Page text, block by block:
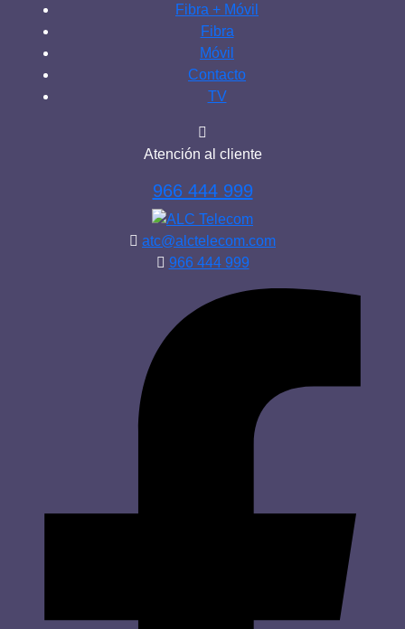
Fibra + Móvil
Fibra
Móvil
Contacto
TV
Atención al cliente
966 444 999
atc@alctelecom.com
966 444 999